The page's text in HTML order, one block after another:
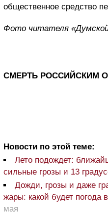
общественное средство
Фото читателя
СМЕРТЬ РОССИЙСКИМ
Новости по этой теме:
Лето подождет:
сильные грозы и 13
Дожди, грозы и даже
жары: какой будет погода
мая